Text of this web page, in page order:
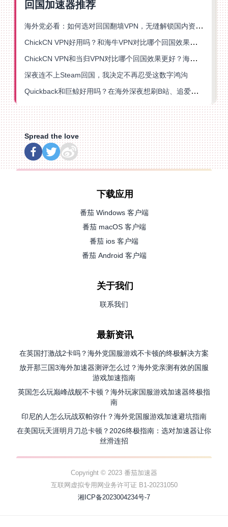
回国加速器推荐
海外党必看：如何选对回国翻墙VPN，无缝解锁国内资源？
ChickCN VPN好用吗？和海牛VPN对比哪个回国效果更好？
ChickCN VPN和当归VPN对比哪个回国效果更好？海外党亲测后选了它
深夜连不上Steam回国，我决定不再忍受这数字鸿沟
Quickback和巨鲸好用吗？在海外深夜想刷B站、追爱奇艺的你，或许正需要这份答案
Spread the love
下载应用
番茄 Windows 客户端
番茄 macOS 客户端
番茄 ios 客户端
番茄 Android 客户端
关于我们
联系我们
最新资讯
在英国打激战2卡吗？海外党国服游戏不卡顿的终极解决方案
放开那三国3海外加速器测评怎么过？海外党亲测有效的国服
游戏加速指南
英国怎么玩巅峰战舰不卡顿？海外玩家国服游戏加速器终极指
南
印尼的人怎么玩战双帕弥什？海外党国服游戏加速避坑指南
在美国玩天涯明月刀总卡顿？2026终极指南：选对加速器让你
丝滑连招
Copyright © 2023 番茄加速器
互联网虚拟专用网业务许可证 B1-20231050
湘ICP备2023004234号-7